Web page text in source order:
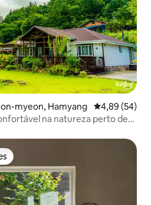
myeon, Hamyang 4,89 de uma
4,89 (54)
na natureza perto de
dos hóspedes